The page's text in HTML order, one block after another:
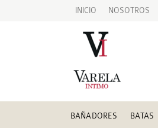
INICIO NOSOTROS
BAÑADORES BATAS